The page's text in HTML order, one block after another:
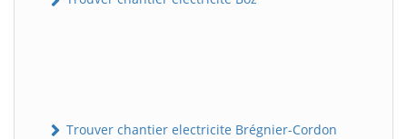
Trouver chantier electricite Brégnier-Cordon